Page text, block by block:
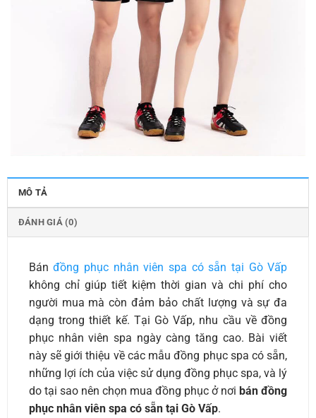
MÔ TẢ
ĐÁNH GIÁ (0)
Bánđồng phục nhân viên spa có sẵn tại Gò Vấp
không chỉ giúp tiết kiệm thời gian và chi phí cho
người mua mà còn đảm bảo chất lượng và sự đa
dạng trong thiết kế. Tại Gò Vấp, nhu cầu về đồng
phục nhân viên spa ngày càng tăng cao. Bài viết
này sẽ giới thiệu về các mẫu đồng phục spa có sẵn,
những lợi ích của việc sử dụng đồng phục spa, và lý
do tại sao nên chọn mua đồng phục ở nơi bán đồng
phục nhân viên spa có sẵn tại Gò Vấp.